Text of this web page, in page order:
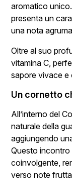
aromatico
presenta un
una nota
Oltre al suo
vitamina C,
sapore vivace e
Un cornetto
All’interno del
naturale della
aggiungendo
Questo incontro
coinvolgente,
verso note